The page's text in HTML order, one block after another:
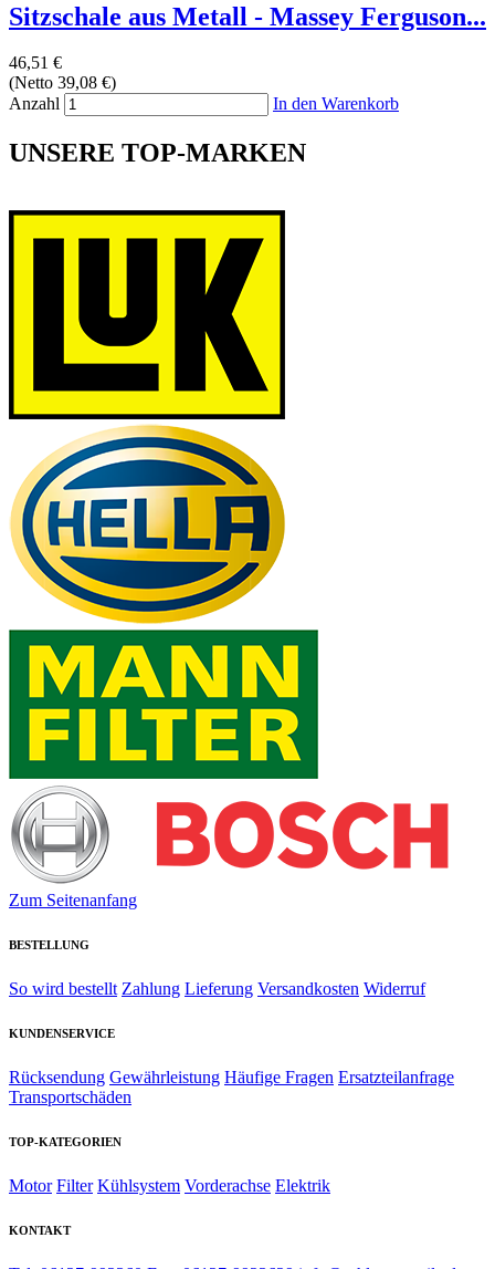
Sitzschale aus Metall - Massey Ferguson...
46,51 €
(Netto 39,08 €)
Anzahl
In den Warenkorb
UNSERE TOP-MARKEN
Zum Seitenanfang
BESTELLUNG
So wird bestellt Zahlung Lieferung Versandkosten Widerruf
KUNDENSERVICE
Rücksendung Gewährleistung Häufige Fragen Ersatzteilanfrage
Transportschäden
TOP-KATEGORIEN
Motor Filter Kühlsystem Vorderachse Elektrik
KONTAKT